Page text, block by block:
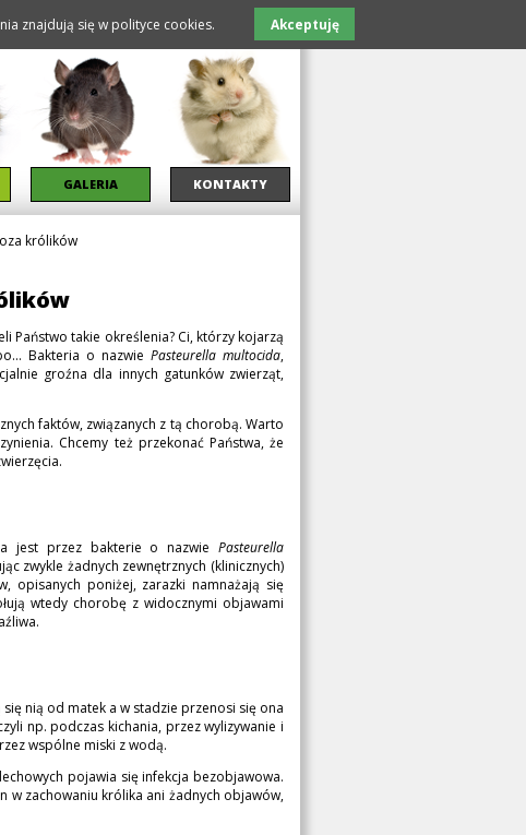
GALERIA KONTAKTY
królików
Państwo takie określenia? Ci, którzy kojarzą
Bakteria o nazwie Pasteurella multocida,
groźna dla innych gatunków zwierząt,
faktów, związanych z tą chorobą. Warto
Chcemy też przekonać Państwa, że
jest przez bakterie o nazwiePasteurella
zwykle żadnych zewnętrznych (klinicznych)
opisanych poniżej, zarazki namnażają się
wtedy chorobę z widocznymi objawami
nią od matek a w stadzie przenosi się ona
np. podczas kichania, przez wylizywanie i
wspólne miski z wodą.
pojawia się infekcja bezobjawowa.
w zachowaniu królika ani żadnych objawów,
znajdują się w polityce cookies. Akceptuję